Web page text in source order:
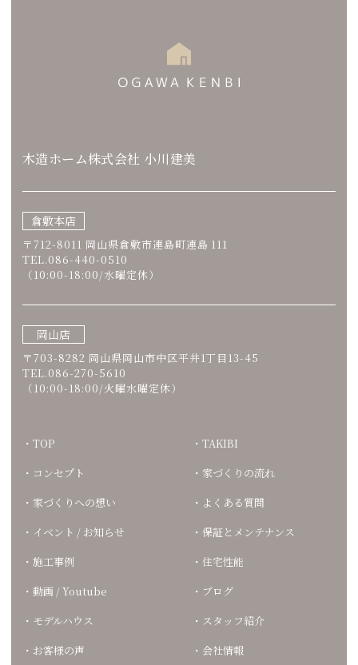
木造ホーム株式会社 小川建美
倉敷本店
〒712-8011 岡山県倉敷市連島町連島 111
TEL.086-440-0510
（10:00-18:00/水曜定休）
岡山店
〒703-8282 岡山県岡山市中区平井1丁目13-45
TEL.086-270-5610
（10:00-18:00/火曜水曜定休）
TOP
コンセプト
家づくりへの想い
イベント / お知らせ
施工事例
動画 / Youtube
モデルハウス
お客様の声
TAKIBI
家づくりの流れ
よくある質問
保証とメンテナンス
住宅性能
ブログ
スタッフ紹介
会社情報